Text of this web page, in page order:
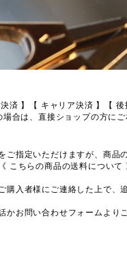
済 】【 キャリア決済 】【 後
合は、直接ショップの方にご
指定いただけますが、商品
こちらの商品の送料につい
入者様にご連絡した上で、
お問い合わせフォームより